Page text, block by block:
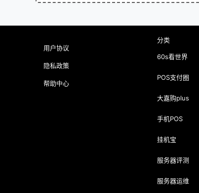
用户协议
隐私政策
帮助中心
分类
60s看世界
POS支付圈
大嘉购plus
手机POS
挂机宝
服务器评测
服务器运维